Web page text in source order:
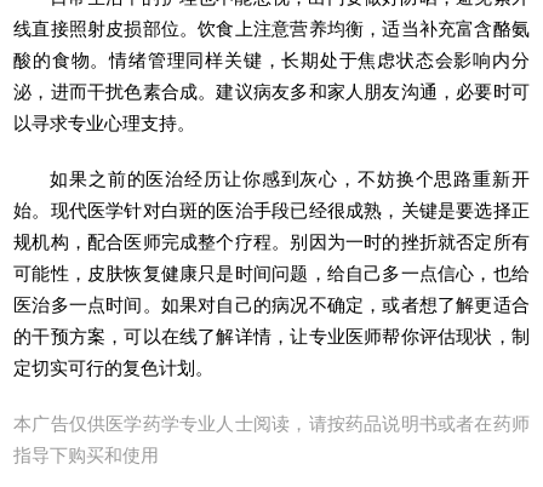
线直接照射皮损部位。饮食上注意营养均衡，适当补充富含酪氨
酸的食物。情绪管理同样关键，长期处于焦虑状态会影响内分
泌，进而干扰色素合成。建议病友多和家人朋友沟通，必要时可
以寻求专业心理支持。
如果之前的医治经历让你感到灰心，不妨换个思路重新开
始。现代医学针对白斑的医治手段已经很成熟，关键是要选择正
规机构，配合医师完成整个疗程。别因为一时的挫折就否定所有
可能性，皮肤恢复健康只是时间问题，给自己多一点信心，也给
医治多一点时间。如果对自己的病况不确定，或者想了解更适合
的干预方案，可以在线了解详情，让专业医师帮你评估现状，制
定切实可行的复色计划。
本广告仅供医学药学专业人士阅读，请按药品说明书或者在药师
指导下购买和使用